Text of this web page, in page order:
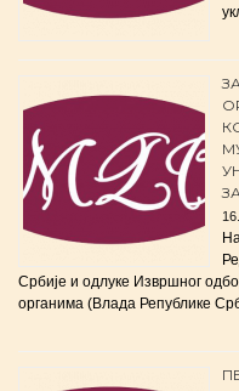
Србије и одлуке Извршног
органима (Влада Републике